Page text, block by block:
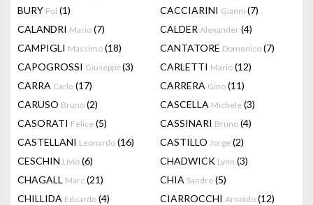
BURY Pol (1) CACCIARINI Gianni (7)
CALANDRI Mario (7) CALDER Alexander (4)
CAMPIGLI Massimo (18) CANTATORE Domenico (7)
CAPOGROSSI Giuseppe(3) CARLETTI Mario (12)
CARRA Carlo (17) CARRERA Gino (11)
CARUSO Bruno (2) CASCELLA Michele (3)
CASORATI Felice (5) CASSINARI Bruno (4)
CASTELLANI Leonardo (16) CASTILLO Jorge (2)
CESCHIN Livio (6) CHADWICK Lynn (3)
CHAGALL Marc (21) CHIA Sandro (5)
CHILLIDA Eduardo (4) CIARROCCHI Arnoldo (12)